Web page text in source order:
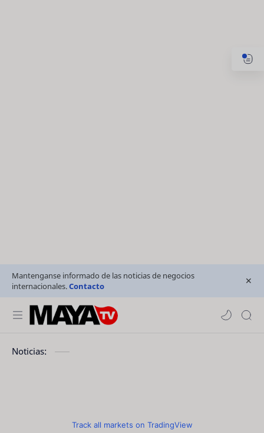
Mantenganse informado de las noticias de negocios
internacionales.Contacto
Noticias:
Track all markets on TradingView